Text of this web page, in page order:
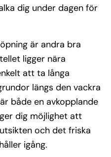
dig under dagen för
är andra bra
ligger nära
att ta långa
längs den vackra
både en avkopplande
dig möjlighet att
och det friska
igång.